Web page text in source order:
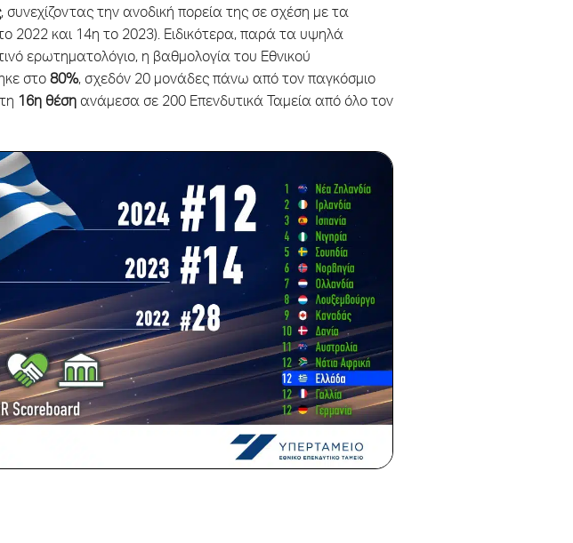
, συνεχίζοντας την ανοδική πορεία της σε σχέση με τα
2022 και 14η το 2023). Ειδικότερα, παρά τα υψηλά
ερωτηματολόγιο, η βαθμολογία του Εθνικού
στο 80%, σχεδόν 20 μονάδες πάνω από τον παγκόσμιο
16η θέση ανάμεσα σε 200 Επενδυτικά Ταμεία από όλο τον